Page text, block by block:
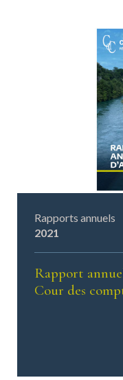
Rapports annuels
2021
Rapport
Cour des